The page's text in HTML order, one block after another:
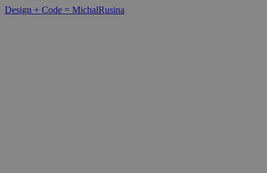
Design + Code = MichalRusina